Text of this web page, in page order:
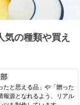
気の種類や買え
たと思える品」や「贈った
報源となれるよう、リアル